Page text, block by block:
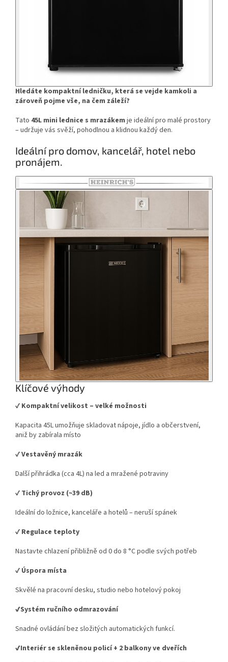
Hledáte kompaktní ledničku, která se vejde kamkoli a
zároveň pojme vše, na čem záleží?
Tato 45L mini lednice s mrazákem je ideální pro malé prostory
– udržuje vás svěží, pohodlnou a klidnou každý den.
Ideální pro domov, kancelář, hotel nebo
pronájem.
Klíčové výhody
✔️ Kompaktní velikost – velké možnosti
Kapacita 45L umožňuje skladovat nápoje, jídlo a občerstvení,
aniž by zabírala místo
✔️Vestavěný mrazák
Další přihrádka (cca 4L) na led a mražené potraviny
✔️ Tichý provoz (~39 dB)
Ideální do ložnice, kanceláře a hotelů – neruší spánek
✔️ Regulace teploty
Nastavte chlazení přibližně od 0 do 8 °C podle svých potřeb
✔️ Úspora místa
Skvělé na pracovní desku, studio nebo hotelový pokoj
✔️Systém ručního odmrazování
Snadné ovládání bez složitých automatických funkcí.
✔️Interiér se skleněnou policí + 2 balkony ve dveřích